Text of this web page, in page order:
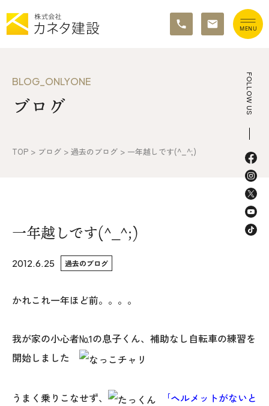
イベント情報
施工事例&お客様の声
不動産情報
WoodStrucX™（ウッドストラクス™）
ISSH糸魚川住宅認定基準
FOLLOW US
BLOG_ONLYONE
ブログ
TOP > ブログ > 過去のブログ > 一年越しです(^_^;)
一年越しです(^_^;)
2012.6.25 過去のブログ
かれこれ一年ほど前。。。。
我が家の小心者№1の息子くん、補助なし自転車の練習を
開始しました
うまく乗りこなせず、
｢ヘルメットがないと